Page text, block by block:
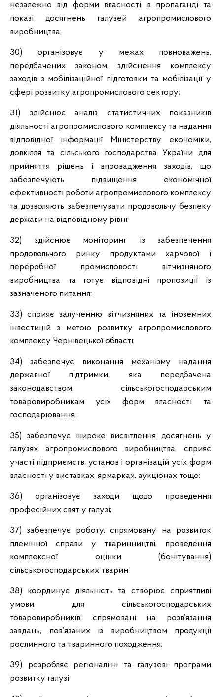
незалежно від форми власності, в пропаганді та
показі досягнень галузей агропромислового
виробництва;
30) організовує у межах повноважень,
передбачених законом, здійснення комплексу
заходів з мобілізаційної підготовки та мобілізації у
сфері розвитку агропромислового сектору;
31) здійснює аналіз статистичних показників
діяльності агропромислового комплексу та надання
відповідної інформації Міністерству економіки,
довкілля та сільського господарства України для
прийняття рішень і впровадження заходів, що
забезпечують підвищення економічної
ефективності роботи агропромислового комплексу
та дозволяють забезпечувати продовольчу безпеку
держави на відповідному рівні;
32) здійснює моніторинг із забезпечення
продовольчого ринку продуктами харчової і
переробної промисловості вітчизняного
виробництва та готує відповідні пропозиції із
зазначеного питання;
33) сприяє залученню вітчизняних та іноземних
інвестицій з метою розвитку агропромислового
комплексу Чернівецької області;
34) забезпечує виконання механізму надання
державної підтримки, яка передбачена
законодавством, сільськогосподарським
товаровиробникам усіх форм власності та
господарювання;
35) забезпечує широке висвітлення досягнень у
галузях агропромислового виробництва, сприяє
участі підприємств, установ і організацій усіх форм
власності у виставках, ярмарках, аукціонах тощо;
36) організовує заходи щодо проведення
професійних свят у галузі;
37) забезпечує роботу, спрямовану на розвиток
племінної справи у тваринництві, проведення
комплексної оцінки (бонітування)
сільськогосподарських тварин;
38) координує діяльність та створює сприятливі
умови для сільськогосподарських
товаровиробників, спрямовані на розв’язання
завдань, пов’язаних із виробництвом продукції
рослинного та тваринного походження;
39) розробляє регіональні та галузеві програми
розвитку галузі;